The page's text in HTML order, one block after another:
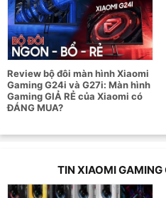
tới 178 độ.
Màn hình Fast IPS LCD
1920 x 1080 pixel, hiển
Tần số quét 165Hz với
chóng, hình ảnh chuyển
chỉnh giúp bạn tận
Công nghệ AMD
độ Game Mode chuyên
Review bộ đôi màn hình Xiaomi
Gaming G24i và G27i: Màn hình
Gaming GIẢ RẺ của Xiaomi có
ĐÁNG MUA?
TIN XIAOMI